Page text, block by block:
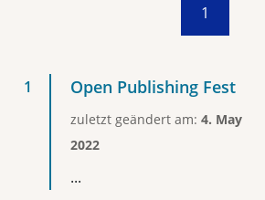
1
Open Publishing Fest
zuletzt geändert am: 4. May
2022
...